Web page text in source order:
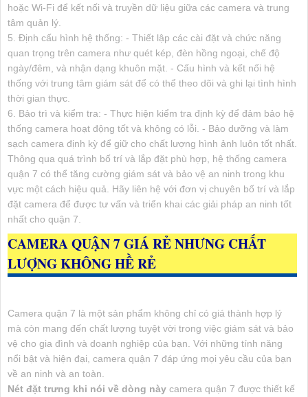
hoặc Wi-Fi để kết nối và truyền dữ liệu giữa các camera và trung
tâm quản lý.
5. Định cấu hình hệ thống: - Thiết lập các cài đặt và chức năng
quan trọng trên camera như quét kép, đèn hồng ngoại, chế độ
ngày/đêm, và nhận dạng khuôn mặt. - Cấu hình và kết nối hệ
thống với trung tâm giám sát để có thể theo dõi và ghi lại tình hình
thời gian thực.
6. Bảo trì và kiểm tra: - Thực hiện kiểm tra định kỳ để đảm bảo hệ
thống camera hoạt động tốt và không có lỗi. - Bảo dưỡng và làm
sạch camera định kỳ để giữ cho chất lượng hình ảnh luôn tốt nhất.
Thông qua quá trình bố trí và lắp đặt phù hợp, hệ thống camera
quận 7 có thể tăng cường giám sát và bảo vệ an ninh trong khu
vực một cách hiệu quả. Hãy liên hệ với đơn vị chuyên bố trí và lắp
đặt camera để được tư vấn và triển khai các giải pháp an ninh tốt
nhất cho quận 7.
CAMERA QUẬN 7 GIÁ RẺ NHƯNG CHẤT
LƯỢNG KHÔNG HỀ RẺ
Camera quận 7 là một sản phẩm không chỉ có giá thành hợp lý
mà còn mang đến chất lượng tuyệt vời trong việc giám sát và bảo
vệ cho gia đình và doanh nghiệp của bạn. Với những tính năng
nổi bật và hiện đại, camera quận 7 đáp ứng mọi yêu cầu của bạn
về an ninh và an toàn.
Nét đặt trưng khi nói về dòng này camera quận 7 được thiết kế